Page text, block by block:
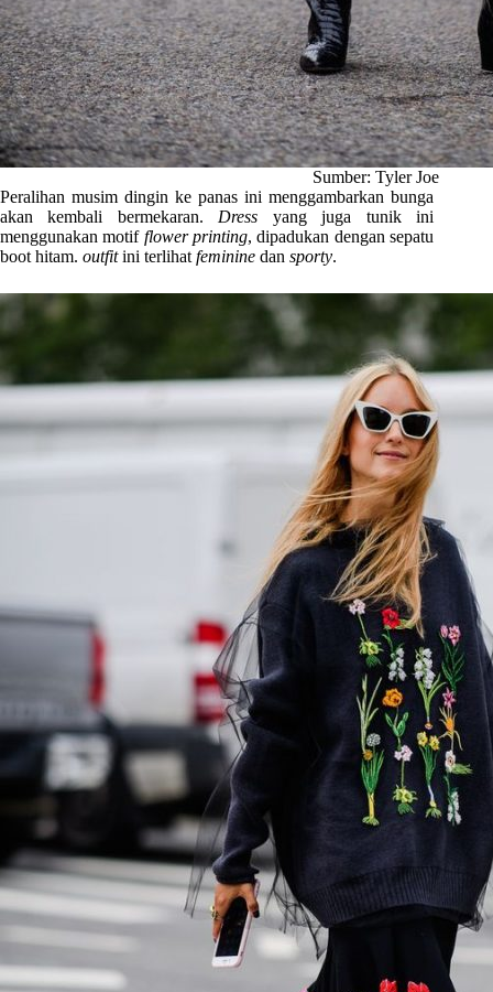
Sumber: Tyler Joe
Peralihan musim dingin ke panas ini menggambarkan bunga
akan kembali bermekaran. Dress yang juga tunik ini
menggunakan motif flower printing, dipadukan dengan sepatu
boot hitam. outfitini terlihat feminine dan sporty.